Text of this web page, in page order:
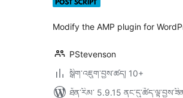
Modify the AMP plugin for
PStevenson
སྒྲིག་འཇུག་བྱས་ཚད། 10+
ཐོན་རིམ་ 5.9.15